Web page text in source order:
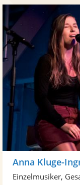
Anna Kluge-
Einzelmusiker,